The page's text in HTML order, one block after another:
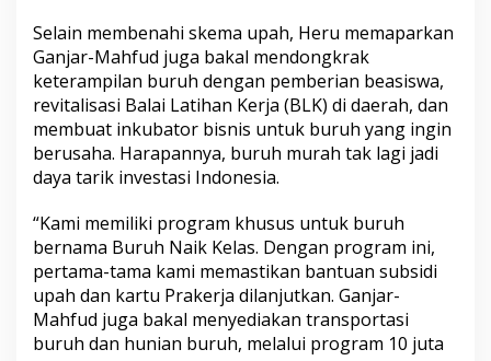
Selain membenahi skema upah, Heru memaparkan
Ganjar-Mahfud juga bakal mendongkrak
keterampilan buruh dengan pemberian beasiswa,
revitalisasi Balai Latihan Kerja (BLK) di daerah, dan
membuat inkubator bisnis untuk buruh yang ingin
berusaha. Harapannya, buruh murah tak lagi jadi
daya tarik investasi Indonesia.
“Kami memiliki program khusus untuk buruh
bernama Buruh Naik Kelas. Dengan program ini,
pertama-tama kami memastikan bantuan subsidi
upah dan kartu Prakerja dilanjutkan. Ganjar-
Mahfud juga bakal menyediakan transportasi
buruh dan hunian buruh, melalui program 10 juta